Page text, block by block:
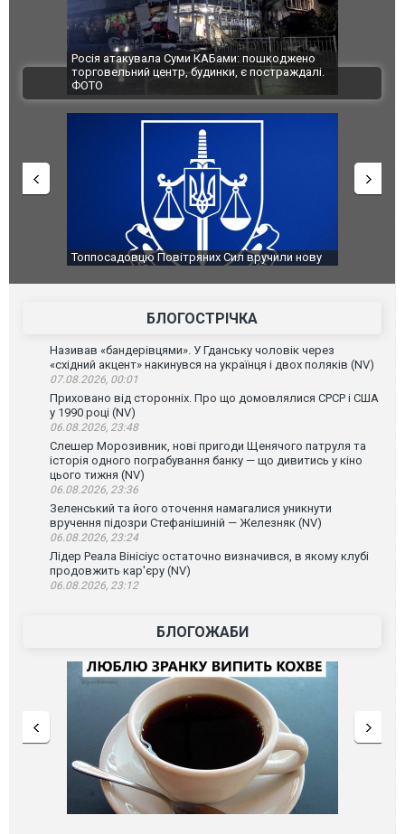
Росія атакувала Суми КАБами: пошкоджено
торговельний центр, будинки, є постраждалі.
ФОТО
під час
ВІДЕО
Топпосадовцю Повітряних Сил вручили нову
Сили
атаку.
БЛОГОСТРІЧКА
Називав «бандерівцями». У Гданську чоловік через
«східний акцент» накинувся на українця і двох поляків (NV)
07.08.2026, 00:01
Приховано від сторонніх. Про що домовлялися СРСР і США
у 1990 році (NV)
06.08.2026, 23:48
Слешер Морозивник, нові пригоди Щенячого патруля та
історія одного пограбування банку — що дивитись у кіно
цього тижня (NV)
06.08.2026, 23:36
Зеленський та його оточення намагалися уникнути
вручення підозри Стефанішиній — Железняк (NV)
06.08.2026, 23:24
Лідер Реала Вінісіус остаточно визначився, в якому клубі
продовжить кар'єру (NV)
06.08.2026, 23:12
БЛОГОЖАБИ